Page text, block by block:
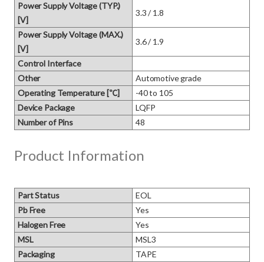
Power Supply Voltage (TYP.)
[V]
3.3 / 1.8
Power Supply Voltage (MAX.)
[V]
3.6 / 1.9
Control Interface
Other
Automotive grade
Operating Temperature [℃]
-40 to 105
Device Package
LQFP
Number of Pins
48
Product Information
Part Status
EOL
Pb Free
Yes
Halogen Free
Yes
MSL
MSL3
Packaging
TAPE